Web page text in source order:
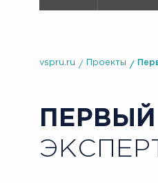
vspru.ru Проекты
ПЕРВЫЙ